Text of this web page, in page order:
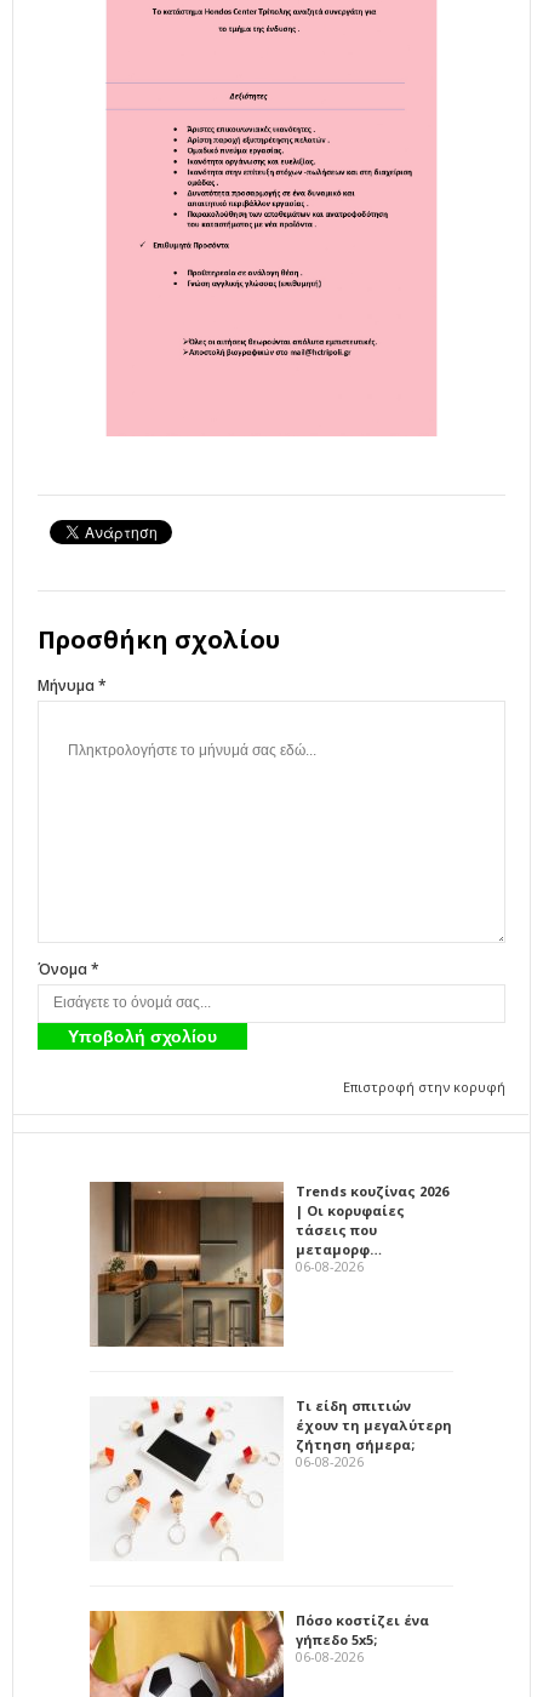
Προσθήκη σχολίου
Μήνυμα *
Όνομα *
Επιστροφή στην κορυφή
Trends κουζίνας 2026
| Οι κορυφαίες
τάσεις που
μεταμορφ…
06-08-2026
Τι είδη σπιτιών
έχουν τη μεγαλύτερη
ζήτηση σήμερα;
06-08-2026
Πόσο κοστίζει ένα
γήπεδο 5x5;
06-08-2026